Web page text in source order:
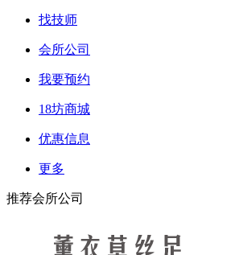
找技师
会所公司
我要预约
18坊商城
优惠信息
更多
推荐会所公司